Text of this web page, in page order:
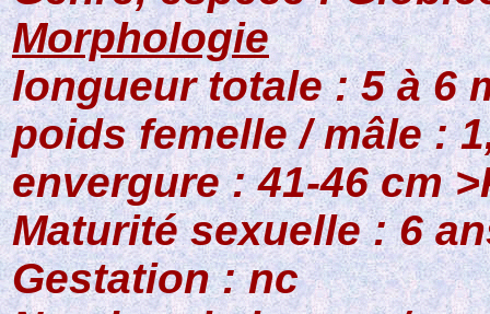
Morphologie
longueur totale : 5 à 6
poids femelle / mâle :
envergure : 41-46 cm
Maturité sexuelle : 6
Gestation : nc